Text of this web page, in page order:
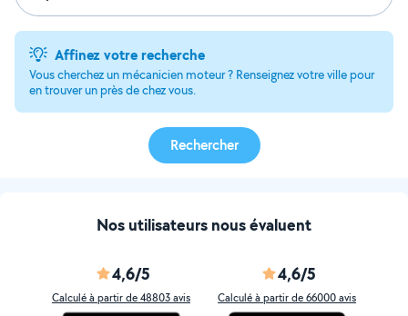
Affinez votre recherche
Vous cherchez un mécanicien moteur ? Renseignez votre ville pour
en trouver un près de chez vous.
Rechercher
Nos utilisateurs nous évaluent
4,6/5
Calculé à partir de 48803 avis
4,6/5
Calculé à partir de 66000 avis